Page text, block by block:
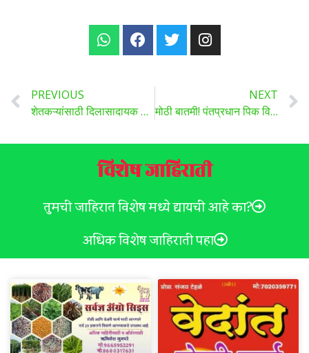
PREVIOUS
शेतकऱ्यांसाठी दिलासादायक बातमी ! कापूस दरात इतक्या रुपयांची वाढ, वाढ कायम राहण्याची शक्यता..
NEXT
मोठी बातमी! पंतप्रधान पिक विम्याची 72 तासांची अट 92 तासांवर करणार ,केंद्राकडे पाठपुरावा करणार, कृषीमंत्र्यांची माहिती..
विशेष जाहिराती
तुमची जाहिरात विशेष मध्ये द्यायची आहे का?
अधिक विशेष जाहिराती पहा